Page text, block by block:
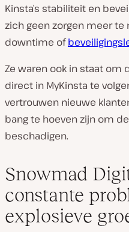
Kinsta’s stabiliteit en
zich geen zorgen meer
downtime of
Ze waren ook in staat om
direct in MyKinsta te
vertrouwen nieuwe
bang te hoeven zijn om
beschadigen.
Snowmad
constante
explosieve